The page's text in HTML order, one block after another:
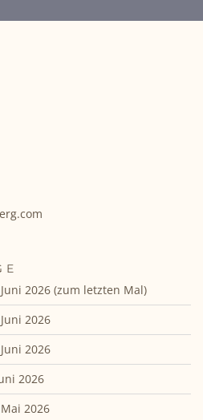
2026 (zum letzten Mal)
2026
2026
2026
2026